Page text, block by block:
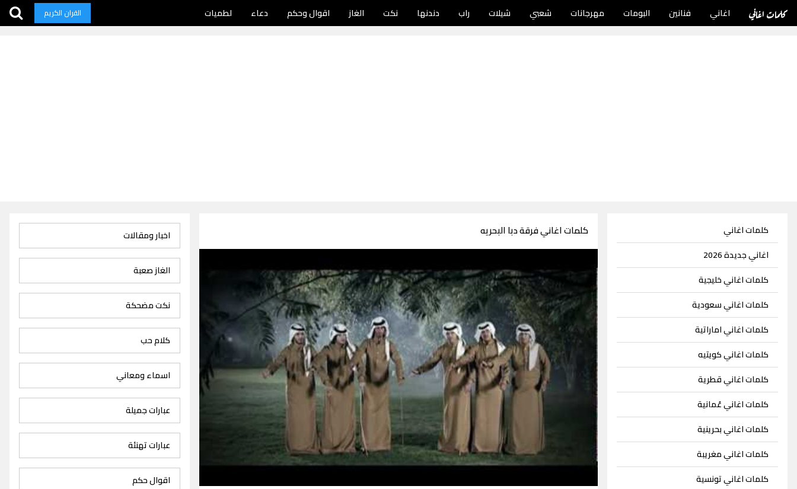
كلمات اغاني اغاني فنانين البومات مهرجانات شعبي شيلات راب دندنها نكت الغاز اقوال وحكم دعاء لطميات القران الكريم
كلمات اغاني
اغاني جديدة 2026
كلمات اغاني خليجية
كلمات اغاني سعودية
كلمات اغاني اماراتية
كلمات اغاني كويتيه
كلمات اغاني قطرية
كلمات اغاني عُمانية
كلمات اغاني بحرينية
كلمات اغاني مغريبة
كلمات اغاني تونسية
كلمات اغاني فرقة دبا البحريه اخبار ومقالات
الغاز صعبة
نكت مضحكة
كلام حب
اسماء ومعاني
عبارات جميلة
عبارات تهنئة
اقوال حكم